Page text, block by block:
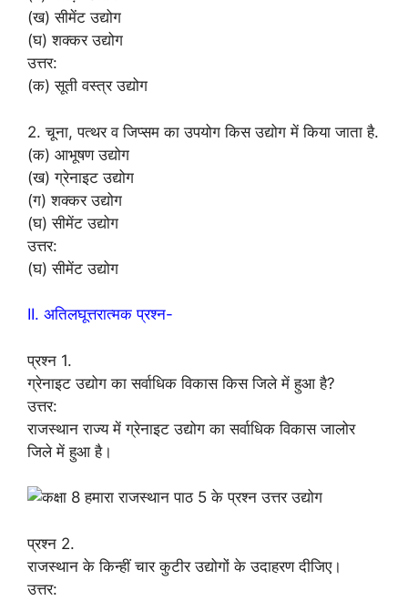
(ख) सीमेंट उद्योग
(घ) शक्कर उद्योग
उत्तर:
(क) सूती वस्त्र उद्योग
2. चूना, पत्थर व जिप्सम का उपयोग किस उद्योग में किया जाता है.
(क) आभूषण उद्योग
(ख) ग्रेनाइट उद्योग
(ग) शक्कर उद्योग
(घ) सीमेंट उद्योग
उत्तर:
(घ) सीमेंट उद्योग
II. अतिलघूत्तरात्मक प्रश्न-
प्रश्न 1.
ग्रेनाइट उद्योग का सर्वाधिक विकास किस जिले में हुआ है?
उत्तर:
राजस्थान राज्य में ग्रेनाइट उद्योग का सर्वाधिक विकास जालोर
जिले में हुआ है।
प्रश्न 2.
राजस्थान के किन्हीं चार कुटीर उद्योगों के उदाहरण दीजिए।
उत्तर: